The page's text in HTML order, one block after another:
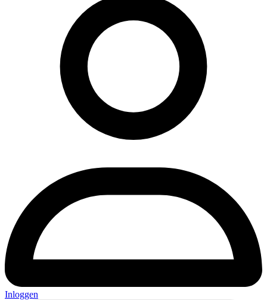
Inloggen